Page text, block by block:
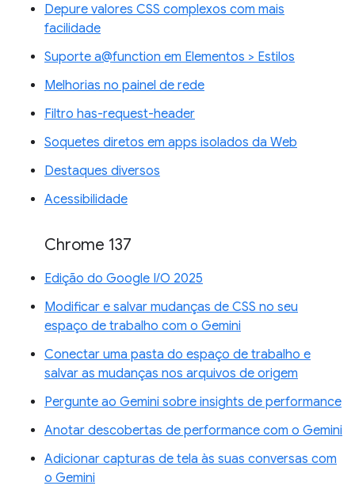
Depure valores CSS complexos com mais
facilidade
Suporte a@function em Elementos > Estilos
Melhorias no painel de rede
Filtro has-request-header
Soquetes diretos em apps isolados da Web
Destaques diversos
Acessibilidade
Chrome 137
Edição do Google I/O 2025
Modificar e salvar mudanças de CSS no seu
espaço de trabalho com o Gemini
Conectar uma pasta do espaço de trabalho e
salvar as mudanças nos arquivos de origem
Pergunte ao Gemini sobre insights de performance
Anotar descobertas de performance com o Gemini
Adicionar capturas de tela às suas conversas com
o Gemini